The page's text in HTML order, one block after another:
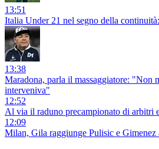
13:51
Italia Under 21 nel segno della
13:38
Maradona, parla il massaggiatore: "Non
interveniva"
12:52
Al via il raduno precampionato di arbitri
12:09
Milan, Gila raggiunge Pulisic e